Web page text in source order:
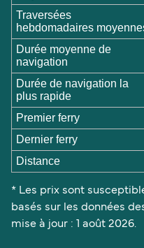
Traversées
hebdomadaires
Durée moyenne de
navigation
Durée de navigation la
plus rapide
Premier ferry
Dernier ferry
Distance
* Les prix sont
basés sur les données
mise à jour : 1 août 2026.